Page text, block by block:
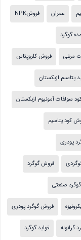
عمران فروشNPK
گوگرد
مرغی فروش کلروپتاس
پتاسیم ازبکستان
سولفات آمونیوم ازبکستان
کود پتاسیم
پودری
فروش گوگرد
صنعتی
فروش گوگرد پودری
گرانوله فواید گوگرد